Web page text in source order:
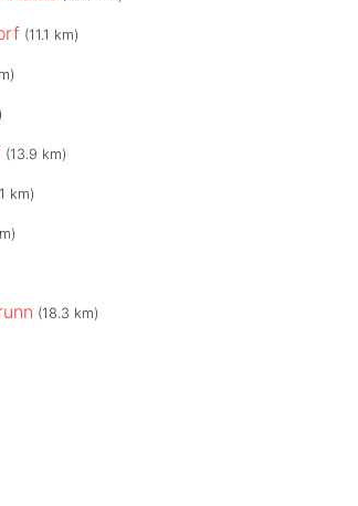
(11.1 km)
(13.9 km)
km)
(18.3 km)